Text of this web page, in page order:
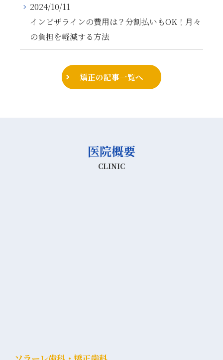
2024/10/11
インビザラインの費用は？分割払いもOK！月々
の負担を軽減する方法
矯正の記事一覧へ
医院概要
CLINIC